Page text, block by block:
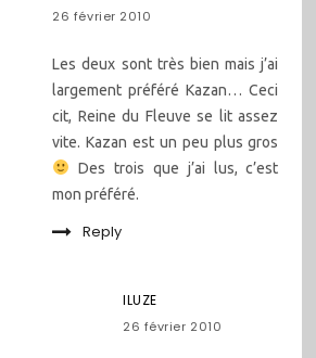
26 février 2010
Les deux sont très bien mais j’ai
largement préféré Kazan… Ceci
cit, Reine du Fleuve se lit assez
vite. Kazan est un peu plus gros
Des trois que j’ai lus, c’est
mon préféré.
Reply
ILUZE
26 février 2010